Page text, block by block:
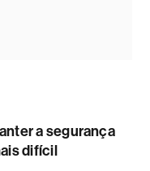
a segurança
difícil